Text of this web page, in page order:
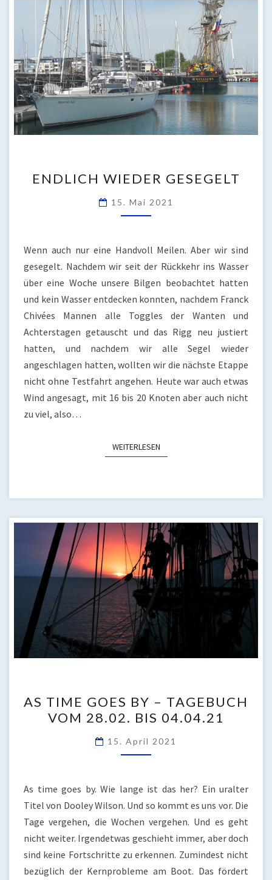
WIEDER
GESEGELT
ENDLICH WIEDER GESEGELT
15. Mai 2021
Wenn auch nur eine Handvoll Meilen. Aber wir sind
gesegelt. Nachdem wir seit der Rückkehr ins Wasser
über eine Woche unsere Bilgen beobachtet hatten
und kein Wasser entdecken konnten, nachdem Franck
Chivées Mannen alle Toggles der Wanten und
Achterstagen getauscht und das Rigg neu justiert
hatten, und nachdem wir alle Segel wieder
angeschlagen hatten, wollten wir die nächste Etappe
nicht ohne Testfahrt angehen. Heute war auch etwas
Wind angesagt, mit 16 bis 20 Knoten aber auch nicht
zu viel, also…
WEITERLESENWEITERLESEN
TIME
GOES
BY
–
VOM
28.02.
BIS
04.04.21
AS TIME GOES BY – TAGEBUCH
VOM 28.02. BIS 04.04.21
15. April 2021
As time goes by. Wie lange ist das her? Ein uralter
Titel von Dooley Wilson. Und so kommt es uns vor. Die
Tage vergehen, die Wochen vergehen. Und es geht
nicht weiter. Irgendetwas geschieht immer, aber doch
sind keine Fortschritte zu erkennen. Zumindest nicht
bezüglich der Kernprobleme am Boot. Das fördert